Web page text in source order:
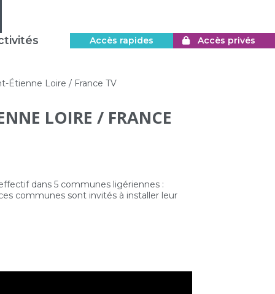
Accès rapides Accès privés
Étienne Loire / France TV
LOIRE / FRANCE
dans 5 communes ligériennes :
communes sont invités à installer leur